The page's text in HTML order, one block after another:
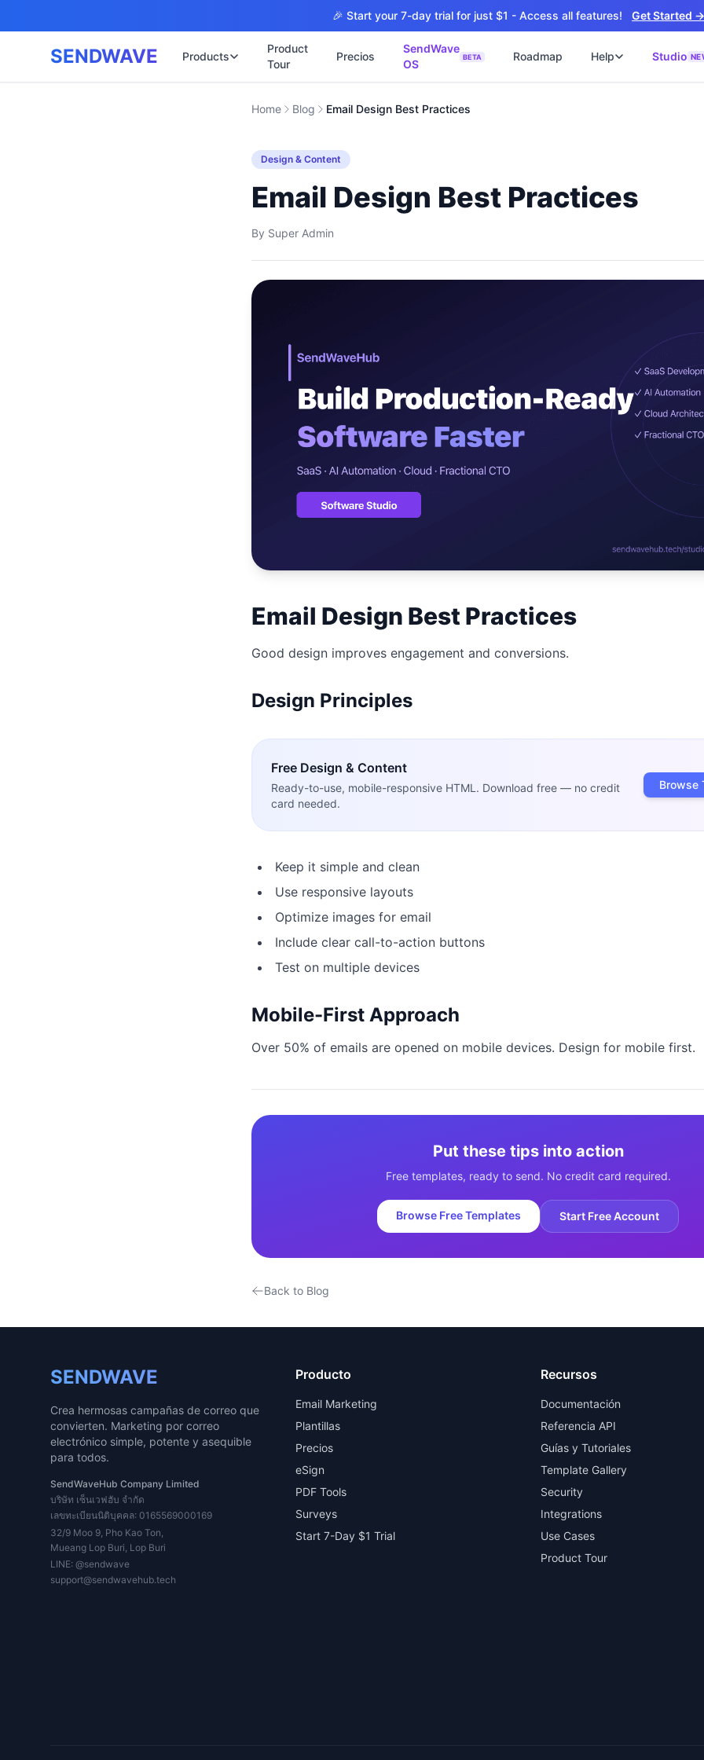
🎉 Start your 7-day trial for just $1 - Access all features! Get Started →
SENDWAVE Products
Product
Tour
Precios
SendWave
OS
BETA Roadmap Help Studio
⚡ เปิดเว็บไซต์ 4 วัน
เว็บไซต์คลินิก
B2B Catalog + Export
Logistics & Transportation
🤖 Chatbot + Lead อัตโนมัติ
ไม่มีข้อผูกมัด · ตอบกลับ 24 ชม.
ประเมินราคาฟรี →
Home
Blog Email Design Best Practices
Design & Content
Email Design Best Practices
By Super Admin
Email Design Best Practices
Good design improves engagement and conversions.
Design Principles
Free Design & Content
Ready-to-use, mobile-responsive HTML. Download free — no credit
card needed.
Browse
Keep it simple and clean
Use responsive layouts
Optimize images for email
Include clear call-to-action buttons
Test on multiple devices
Mobile-First Approach
Over 50% of emails are opened on mobile devices. Design for mobile first.
Put these tips into action
Free templates, ready to send. No credit card required.
Browse Free Templates Start Free Account
Back to Blog
SENDWAVE
Crea hermosas campañas de correo que
convierten. Marketing por correo
electrónico simple, potente y asequible
para todos.
SendWaveHub Company Limited
บริษัท เซ็นเวฟฮับ จำกัด
เลขทะเบียนนิติบุคคล: 0165569000169
32/9 Moo 9, Pho Kao Ton,
Mueang Lop Buri, Lop Buri
LINE: @sendwave
support@sendwavehub.tech
Producto
Email Marketing
Plantillas
Precios
eSign
PDF Tools
Surveys
Start 7-Day $1 Trial
Recursos
Documentación
Referencia API
Guías y Tutoriales
Template Gallery
Security
Integrations
Use Cases
Product Tour